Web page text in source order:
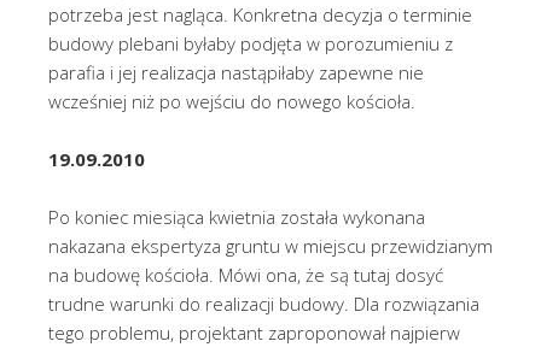
potrzeba jest nagląca. Konkretna decyzja o terminie
budowy plebani byłaby podjęta w porozumieniu z
parafia i jej realizacja nastąpiłaby zapewne nie
wcześniej niż po wejściu do nowego kościoła.
19.09.2010
Po koniec miesiąca kwietnia została wykonana
nakazana ekspertyza gruntu w miejscu przewidzianym
na budowę kościoła. Mówi ona, że są tutaj dosyć
trudne warunki do realizacji budowy. Dla rozwiązania
tego problemu, projektant zaproponował najpierw